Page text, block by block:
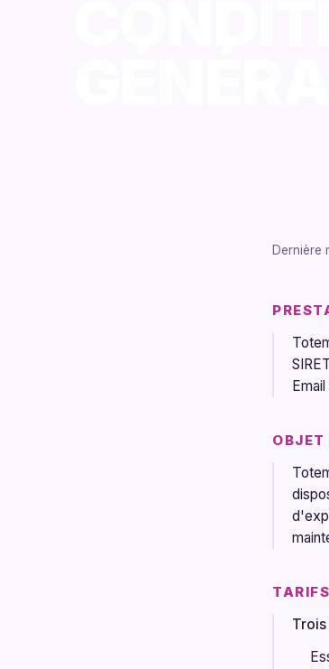
Dernière
Email
OBJET
TARIFS